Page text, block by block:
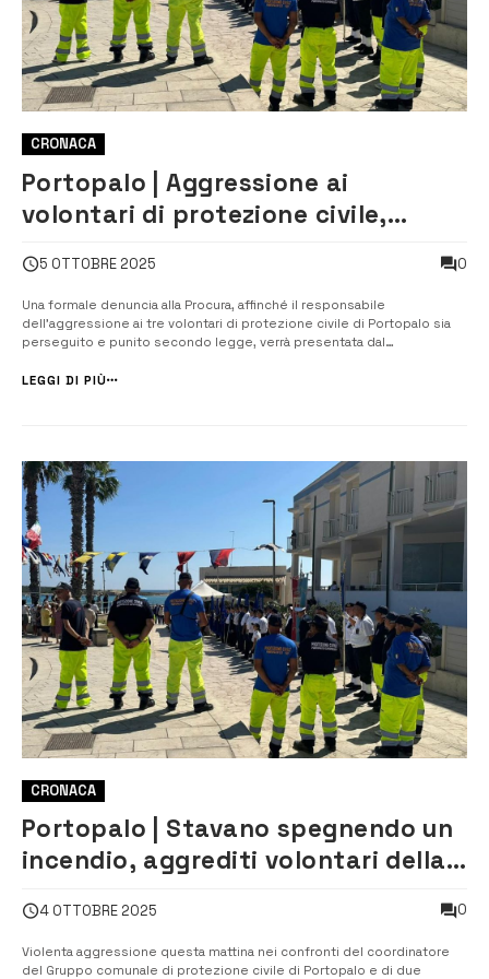
CRONACA
Portopalo | Aggressione ai
volontari di protezione civile,
responsabile”
5 OTTOBRE 2025 0
Una formale denuncia alla Procura, affinché il responsabile
dell’aggressione ai tre volontari di protezione civile di Portopalo sia
perseguito e punito secondo legge, verrà presentata dal
generale Salvo Cocina, che esprime profonda solidarietà e vicinanza
LEGGI DI PIÙ
CRONACA
Portopalo | Stavano spegnendo un
incendio, aggrediti volontari della
4 OTTOBRE 2025 0
Violenta aggressione questa mattina nei confronti del coordinatore
del Gruppo comunale di protezione civile di Portopalo e di due